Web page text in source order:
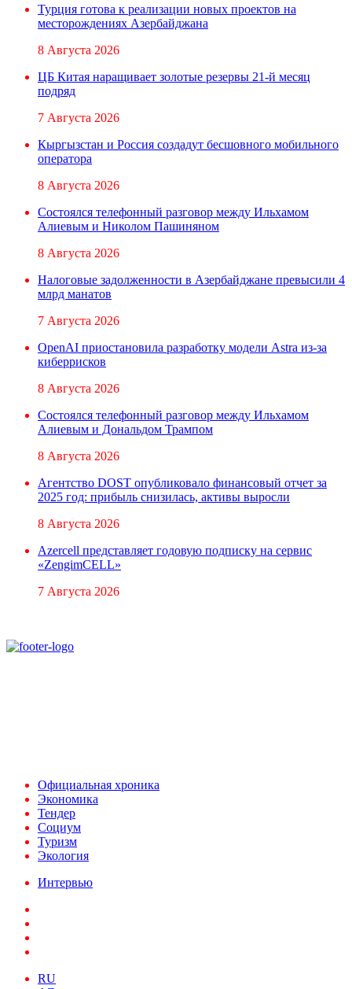
Турция готова к реализации новых проектов на
месторождениях Азербайджана
8 Августа 2026
ЦБ Китая наращивает золотые резервы 21-й месяц
подряд
7 Августа 2026
Кыргызстан и Россия создадут бесшовного мобильного
оператора
8 Августа 2026
Состоялся телефонный разговор между Ильхамом
Алиевым и Николом Пашиняном
8 Августа 2026
Налоговые задолженности в Азербайджане превысили 4
млрд манатов
7 Августа 2026
OpenAI приостановила разработку модели Astra из-за
киберрисков
8 Августа 2026
Состоялся телефонный разговор между Ильхамом
Алиевым и Дональдом Трампом
8 Августа 2026
Агентство DOST опубликовало финансовый отчет за
2025 год: прибыль снизилась, активы выросли
8 Августа 2026
Azercell представляет годовую подписку на сервис
«ZengimCELL»
7 Августа 2026
Официальная хроника
Экономика
Тендер
Социум
Туризм
Экология
Интервью
RU